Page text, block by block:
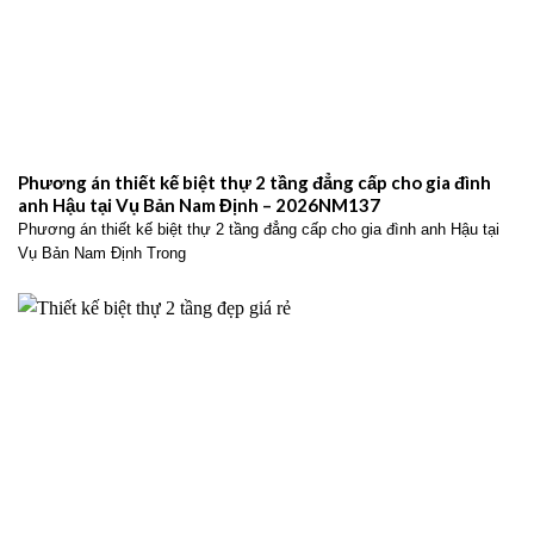
Phương án thiết kế biệt thự 2 tầng đẳng cấp cho gia đình
anh Hậu tại Vụ Bản Nam Định – 2026NM137
Phương án thiết kế biệt thự 2 tầng đẳng cấp cho gia đình anh Hậu tại
Vụ Bản Nam Định Trong